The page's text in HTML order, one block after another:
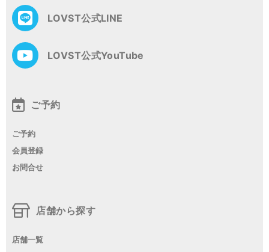
LOVST公式LINE
LOVST公式YouTube
ご予約
ご予約
会員登録
お問合せ
店舗から探す
店舗一覧